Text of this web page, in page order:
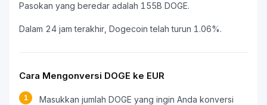
Pasokan yang beredar adalah 155B DOGE.
Dalam 24 jam terakhir, Dogecoin telah turun 1.06%.
Cara Mengonversi DOGE ke EUR
1 Masukkan jumlah DOGE yang ingin Anda konversi